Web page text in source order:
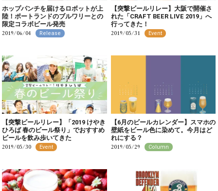
ホップパンチを届けるロボットが上
陸！ポートランドのブルワリーとの
限定コラボビール発売
2019/06/04 Release
【突撃ビールリレー】大阪で開催さ
れた「CRAFT BEER LIVE 2019」へ
行ってきた！
2019/05/31 Event
【突撃ビールリレー】「2019 けやき
ひろば 春のビール祭り」でおすすめ
ビールを飲み歩いてきた
2019/05/30 Event
【6月のビールカレンダー】スマホの
壁紙をビール色に染めて。今月はど
れにする？
2019/05/29 Column